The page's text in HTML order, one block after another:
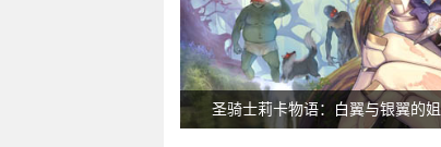
圣骑士莉卡物语：白翼与银翼的